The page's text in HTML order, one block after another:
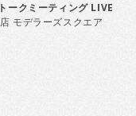
クミーティング LIVE
モデラーズスクエア